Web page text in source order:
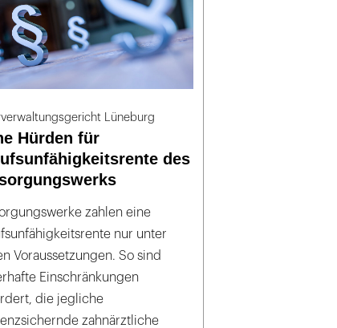
Lüneburg
Hürden für
des
zahlen eine
nur unter
Voraussetzungen. So sind
Einschränkungen
die jegliche
zahnärztliche